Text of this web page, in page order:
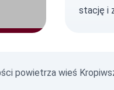
stację i
powietrza wieś